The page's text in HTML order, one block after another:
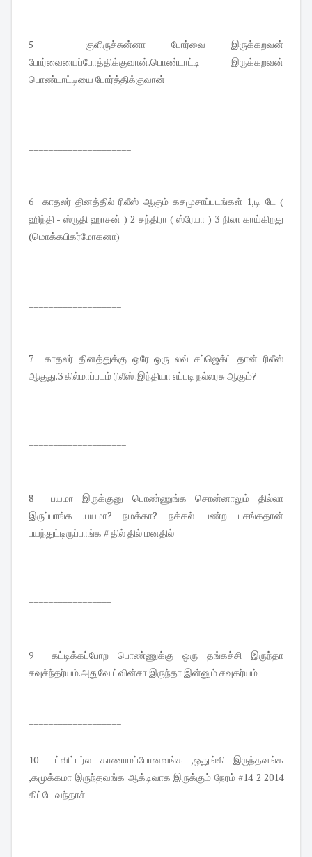
5 குளிருச்சுன்னா போர்வை இருக்கறவன்
போர்வையைப்போத்திக்குவான்.பொண்டாட்டி இருக்கறவன்
பொண்டாட்டியை போர்த்திக்குவான்
=====================
6 காதலர் தினத்தில் ரிலீஸ் ஆகும் கசமுசாப்படங்கள் 1,டி டே (
ஹிந்தி - ஸ்ருதி ஹாசன் ) 2 சந்திரா ( ஸ்ரேயா ) 3 நிலா காய்கிறது
(மொக்கபிகர்மோகனா)
===================
7 காதலர் தினத்துக்கு ஒரே ஒரு லவ் சப்ஜெக்ட் தான் ரிலீஸ்
ஆகுது.3 கில்மாப்படம் ரிலீஸ் .இந்தியா எப்படி நல்லரசு ஆகும்?
====================
8 பயமா இருக்குனு பொண்ணுங்க சொன்னாலும் தில்லா
இருப்பாங்க .பயமா? நமக்கா? நக்கல் பண்ற பசங்கதான்
பயந்துட்டிருப்பாங்க # தில் தில் மனதில்
=================
9 கட்டிக்கப்போற பொண்ணுக்கு ஒரு தங்கச்சி இருந்தா
சவுச்ந்தர்யம்.அதுவே ட்வின்சா இருந்தா இன்னும் சவுகர்யம்
===================
10 ட்விட்டர்ல காணாமப்போனவங்க ,ஒதுங்கி இருந்தவங்க
,கமுக்கமா இருந்தவங்க ஆக்டிவாக இருக்கும் நேரம் #14 2 2014
கிட்டே வந்தாச்